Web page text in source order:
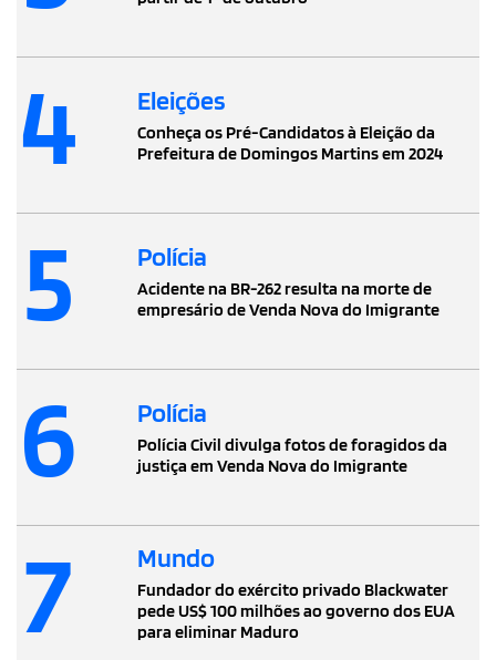
4 Eleições
Conheça os Pré-Candidatos à Eleição da
Prefeitura de Domingos Martins em 2024
5 Polícia
Acidente na BR-262 resulta na morte de
empresário de Venda Nova do Imigrante
6 Polícia
Polícia Civil divulga fotos de foragidos da
justiça em Venda Nova do Imigrante
7 Mundo
Fundador do exército privado Blackwater
pede US$ 100 milhões ao governo dos EUA
para eliminar Maduro